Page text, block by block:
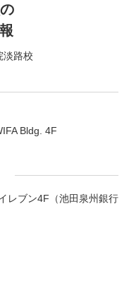
Bldg. 4F
レブン4F（池田泉州銀行